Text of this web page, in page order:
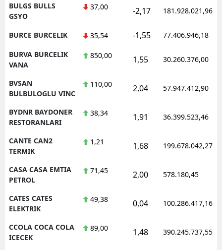
BULGS BULLS
GSYO
37,00 -2,17 181.928.021,96
BURCE BURCELIK 35,54 -1,55 77.406.946,18
BURVA BURCELIK
VANA
850,00 1,55 30.260.376,00
BVSAN
BULBULOGLU VINC
110,00 2,04 57.947.412,90
BYDNR BAYDONER
RESTORANLARI
38,34 1,91 36.399.523,46
CANTE CAN2
TERMIK
1,21 1,68 199.678.042,27
CASA CASA EMTIA
PETROL
71,45 2,00 578.180,45
CATES CATES
ELEKTRIK
49,38 0,04 100.286.417,16
CCOLA COCA COLA
ICECEK
89,00 1,48 390.245.737,55